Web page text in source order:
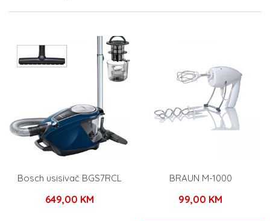
Bosch usisivač BGS7RCL
649,00 KM
BRAUN M-1000
99,00 KM